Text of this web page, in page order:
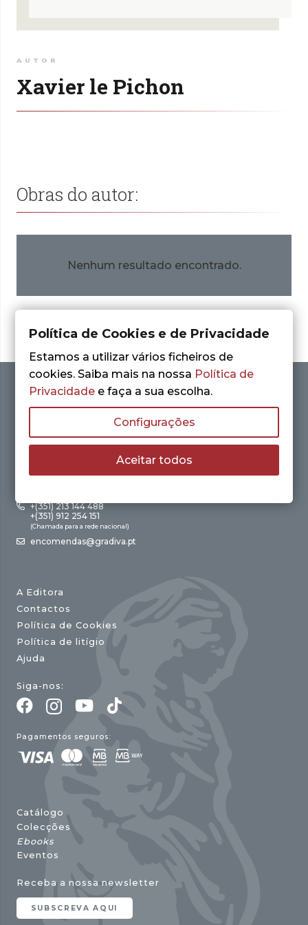
AUTOR
Xavier le Pichon
Obras do autor:
Nenhum resultado encontrado.
+(351) 213 144 488
+(351) 912 254 151
(Chamada para a rede nacional)
encomendas@gradiva.pt
A Editora
Contactos
Política de Cookies
Política de litígio
Ajuda
Siga-nos:
Pagamentos seguros:
Catálogo
Colecções
Ebooks
Eventos
Receba a nossa newsletter
SUBSCREVA AQUI
Política de Cookies e de Privacidade
Estamos a utilizar vários ficheiros de
cookies. Saiba mais na nossa Política de
Privacidade e faça a sua escolha.
Configurações
Aceitar todos